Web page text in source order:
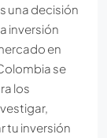
una decisión
inversión
en
se
los
tu inversión